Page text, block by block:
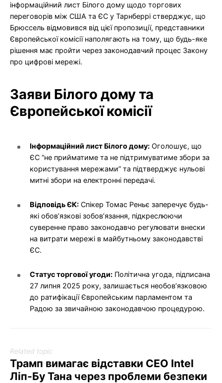
інформаційний лист Білого дому щодо торгових
переговорів між США та ЄС у Тарнберрі стверджує, що
Брюссель відмовився від цієї пропозиції, представники
Європейської комісії наполягають на тому, що будь-яке
рішення має пройти через законодавчий процес Закону
про цифрові мережі.
Заяви Білого дому та
Європейської комісії
Інформаційний лист Білого дому: Оголошує, що
ЄС “не прийматиме та не підтримуватиме збори за
користування мережами” та підтверджує нульові
митні збори на електронні передачі.
Відповідь ЄК: Спікер Томас Реньє заперечує будь-
які обов’язкові зобов’язання, підкреслюючи
суверенне право законодавчо регулювати внески
на витрати мережі в майбутньому законодавстві
ЄС.
Статус торгової угоди: Політична угода, підписана
27 липня 2025 року, залишається необов’язковою
до ратифікації Європейським парламентом та
Радою за звичайною законодавчою процедурою.
Related topic
Трамп вимагає відставки CEO Intel
Ліп-Бу Тана через проблеми безпеки